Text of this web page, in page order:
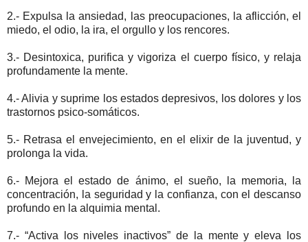
2.- Expulsa la ansiedad, las preocupaciones, la aflicción, el
miedo, el odio, la ira, el orgullo y los rencores.
3.- Desintoxica, purifica y vigoriza el cuerpo físico, y relaja
profundamente la mente.
4.- Alivia y suprime los estados depresivos, los dolores y los
trastornos psico-somáticos.
5.- Retrasa el envejecimiento, en el elixir de la juventud, y
prolonga la vida.
6.- Mejora el estado de ánimo, el sueño, la memoria, la
concentración, la seguridad y la confianza, con el descanso
profundo en la alquimia mental.
7.- “Activa los niveles inactivos” de la mente y eleva los